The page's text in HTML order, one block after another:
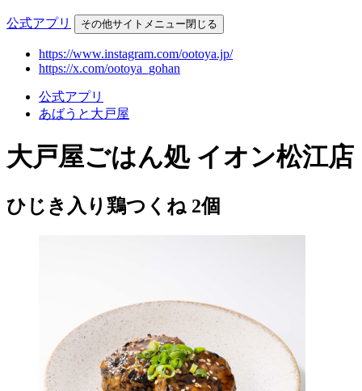
公式アプリ その他サイトメニュー閉じる
https://www.instagram.com/ootoya.jp/
https://x.com/ootoya_gohan
公式アプリ
あばうと大戸屋
大戸屋ごはん処 イオン松江店
ひじき入り鶏つくね 2個